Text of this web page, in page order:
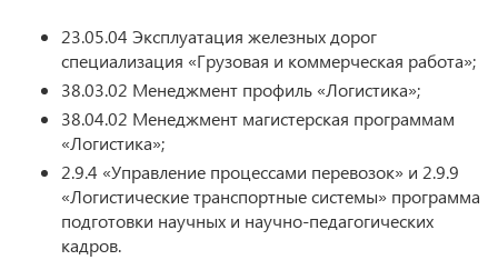
23.05.04 Эксплуатация железных дорог
специализация «Грузовая и коммерческая работа»;
38.03.02 Менеджмент профиль «Логистика»;
38.04.02 Менеджмент магистерская программам
«Логистика»;
2.9.4 «Управление процессами перевозок» и 2.9.9
«Логистические транспортные системы» программа
подготовки научных и научно-педагогических
кадров.